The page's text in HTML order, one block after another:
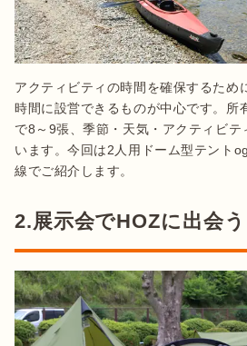
アクティビティの時間を確保するため
時間に設営できるものが中心です。所
で8～9張、季節・天気・アクティビテ
います。今回は2人用ドーム型テント
線でご紹介します。
2.展示会でHOZに出会う